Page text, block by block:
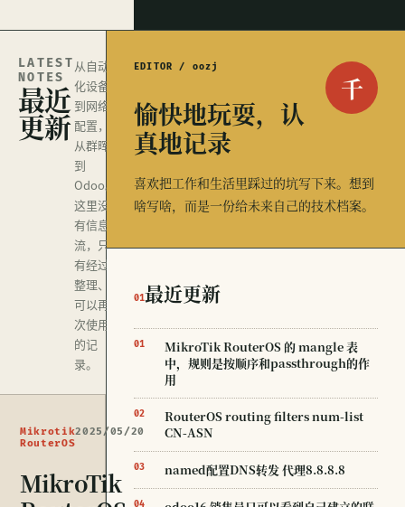
LATEST
NOTES
最近
更新
从自动
化设备
到网络
配置，
从群晖
到
Odoo。
这里没
有信息
流，只
有经过
整理、
可以再
次使用
的记
录。
Mikrotik
RouterOS
2025/05/20
MikroTik
千
EDITOR / oozj
愉快地玩耍，认
真地记录
喜欢把工作和生活里踩过的坑写下来。想到
啥写啥，而是一份给未来自己的技术档案。
01最近更新
01
MikroTik RouterOS 的 mangle 表
中，规则是按顺序和passthrough的作
用
02
RouterOS routing filters num-list
CN-ASN
03 named配置DNS转发 代理8.8.8.8
04